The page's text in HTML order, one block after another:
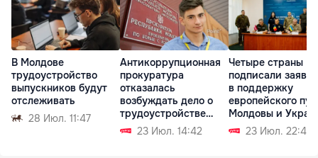
В Молдове
трудоустройство
выпускников будут
отслеживать
28 Июл. 11:47
Антикоррупционная
прокуратура
отказалась
возбуждать дело о
трудоустройстве
Згери23 Июл. 14:42
Четыре страны
подписали
в поддержку
европейского
Молдовы и
23 Июл. 22:42